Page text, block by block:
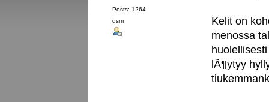
Posts: 1264
dsm
Kelit on
menossa
lÃ¶ytyy